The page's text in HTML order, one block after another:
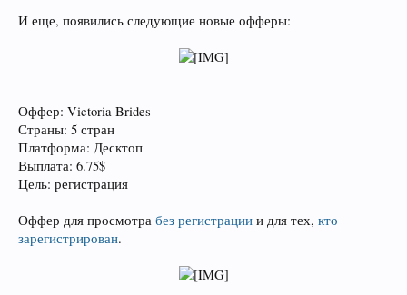
И еще, появились следующие новые офферы:
Оффер: Victoria Brides
Страны: 5 стран
Платформа: Десктоп
Выплата: 6.75$
Цель: регистрация
Оффер для просмотра без регистрации и для тех, кто
зарегистрирован.